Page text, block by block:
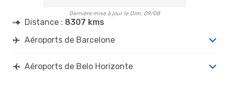
Dernière mise à jour le Dim. 09/08
Distance : 8307 kms
Aéroports de Barcelone
Aéroports de Belo Horizonte